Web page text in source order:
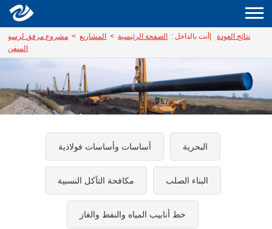
نتائج العودة| أنت بالداخل : الصفحة الرئيسية > المشاريع> مشروع مرفق لرسو
السفن
أساسات وأساسات فولاذية البحرية
مكافحة التآكل النسبية البناء الصلب
خط أنابيب المياه والنفط والغاز